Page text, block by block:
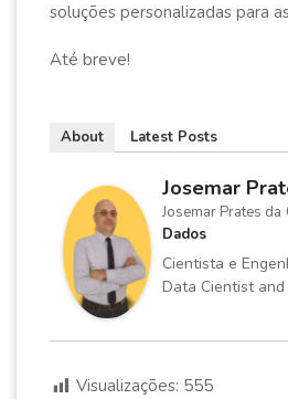
soluções personalizadas para
Até breve!
About Latest Posts
Josemar
Josemar Prates da
Dados
Cientista e
Data Cientist
Visualizações: 555